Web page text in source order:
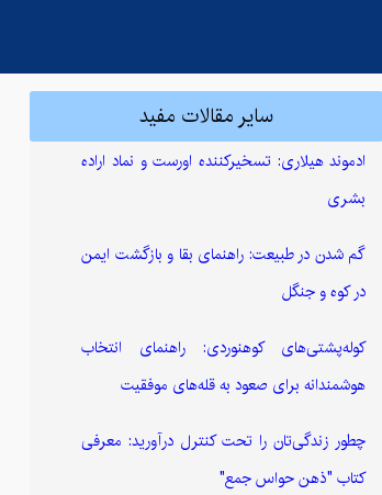
سایر مقالات مفید
ادموند هیلاری: تسخیرکننده اورست و نماد اراده
بشری
گم شدن در طبیعت: راهنمای بقا و بازگشت ایمن
در کوه و جنگل
کوله‌پشتی‌های کوهنوردی: راهنمای انتخاب
هوشمندانه برای صعود به قله‌های موفقیت
چطور زندگی‌تان را تحت کنترل درآورید: معرفی
کتاب "ذهن حواس جمع"